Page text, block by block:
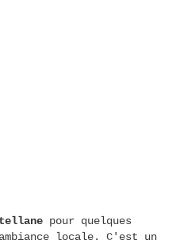
pour quelques
locale. C'est un